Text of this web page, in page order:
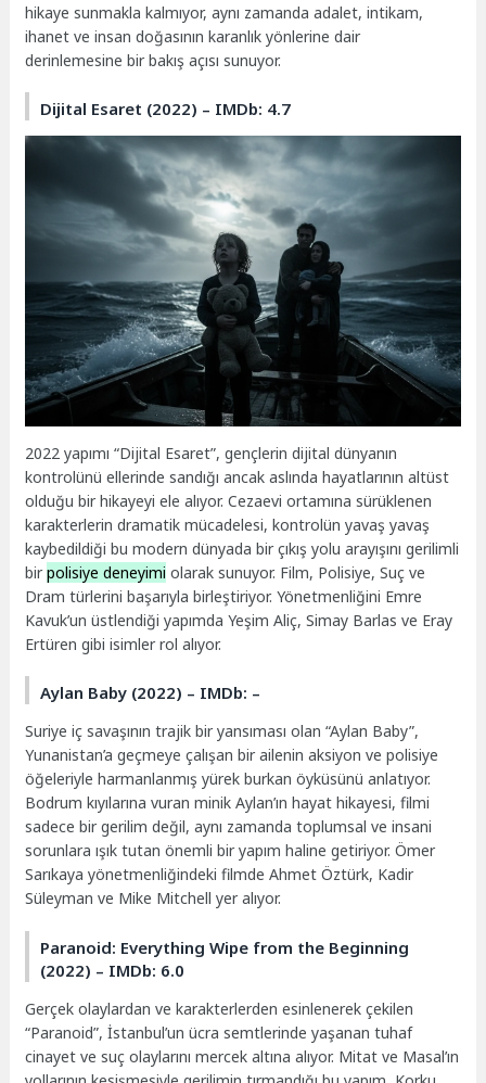
hikaye sunmakla kalmıyor, aynı zamanda adalet, intikam,
ihanet ve insan doğasının karanlık yönlerine dair
derinlemesine bir bakış açısı sunuyor.
Dijital Esaret (2022) – IMDb: 4.7
2022 yapımı “Dijital Esaret”, gençlerin dijital dünyanın
kontrolünü ellerinde sandığı ancak aslında hayatlarının altüst
olduğu bir hikayeyi ele alıyor. Cezaevi ortamına sürüklenen
karakterlerin dramatik mücadelesi, kontrolün yavaş yavaş
kaybedildiği bu modern dünyada bir çıkış yolu arayışını gerilimli
birpolisiye deneyimi olarak sunuyor. Film, Polisiye, Suç ve
Dram türlerini başarıyla birleştiriyor. Yönetmenliğini Emre
Kavuk’un üstlendiği yapımda Yeşim Aliç, Simay Barlas ve Eray
Ertüren gibi isimler rol alıyor.
Aylan Baby (2022) – IMDb: –
Suriye iç savaşının trajik bir yansıması olan “Aylan Baby”,
Yunanistan’a geçmeye çalışan bir ailenin aksiyon ve polisiye
öğeleriyle harmanlanmış yürek burkan öyküsünü anlatıyor.
Bodrum kıyılarına vuran minik Aylan’ın hayat hikayesi, filmi
sadece bir gerilim değil, aynı zamanda toplumsal ve insani
sorunlara ışık tutan önemli bir yapım haline getiriyor. Ömer
Sarıkaya yönetmenliğindeki filmde Ahmet Öztürk, Kadir
Süleyman ve Mike Mitchell yer alıyor.
Paranoid: Everything Wipe from the Beginning
(2022) – IMDb: 6.0
Gerçek olaylardan ve karakterlerden esinlenerek çekilen
“Paranoid”, İstanbul’un ücra semtlerinde yaşanan tuhaf
cinayet ve suç olaylarını mercek altına alıyor. Mitat ve Masal’ın